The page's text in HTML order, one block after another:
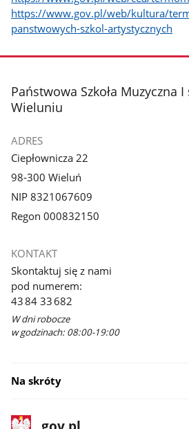
https://www.gov.pl/web/kultura/
panstwowych-szkol-artystycznych
stopka
Państwowa Szkoła Muzyczna
Wieluniu
ADRES
Ciepłownicza 22
98-300 Wieluń
NIP 8321067609
Regon 000832150
KONTAKT
Skontaktuj się z nami
pod numerem:
43 84 33 682
W dni robocze
w godzinach: 08:00-19:00
Na skróty
stopkaStrona